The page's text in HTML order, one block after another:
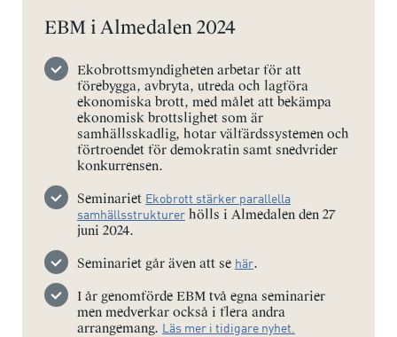
EBM i Almedalen 2024
Ekobrottsmyndigheten arbetar för att
förebygga, avbryta, utreda och lagföra
ekonomiska brott, med målet att bekämpa
ekonomisk brottslighet som är
samhällsskadlig, hotar välfärdssystemen och
förtroendet för demokratin samt snedvrider
konkurrensen.
Seminariet Ekobrott stärker parallella
samhällsstrukturer hölls i Almedalen den 27
juni 2024.
Seminariet går även att se här.
I år genomförde EBM två egna seminarier
men medverkar också i flera andra
arrangemang. Läs mer i tidigare nyhet.